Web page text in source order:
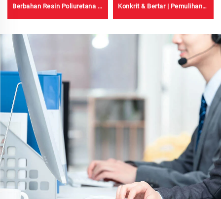
Berbahan Resin Poliuretana |
Konkrit & Bertar | Pemulihan